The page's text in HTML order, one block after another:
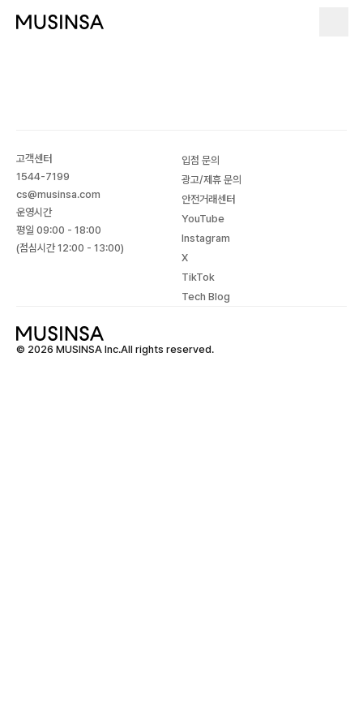
고객센터
1544-7199
cs@musinsa.com
운영시간
평일 09:00 - 18:00
(점심시간 12:00 - 13:00)
입점 문의
광고/제휴 문의
안전거래센터
YouTube
Instagram
X
TikTok
Tech Blog
© 2026 MUSINSA Inc.All rights reserved.